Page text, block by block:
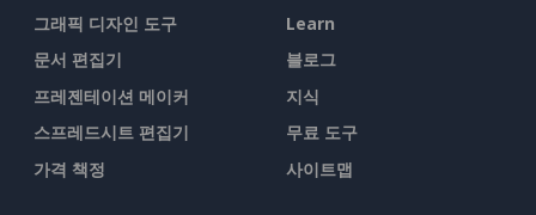
그래픽 디자인 도구
문서 편집기
프레젠테이션 메이커
스프레드시트 편집기
가격 책정
Learn
블로그
지식
무료 도구
사이트맵